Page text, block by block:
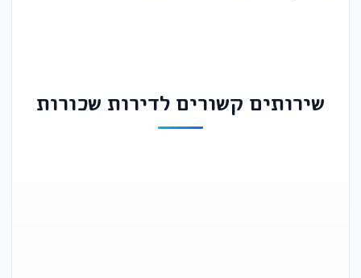
שירותים קשורים לדירות שכורות